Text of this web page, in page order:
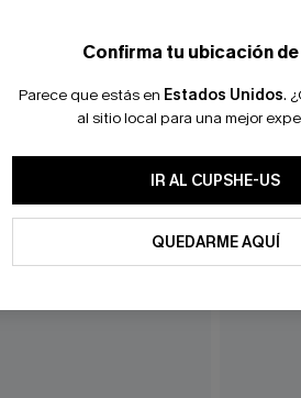
Confirma tu ubicación de
Parece que estás en Estados Unidos.
al sitio local para una mejor
IR AL CUPSHE-US
QUEDARME AQUÍ